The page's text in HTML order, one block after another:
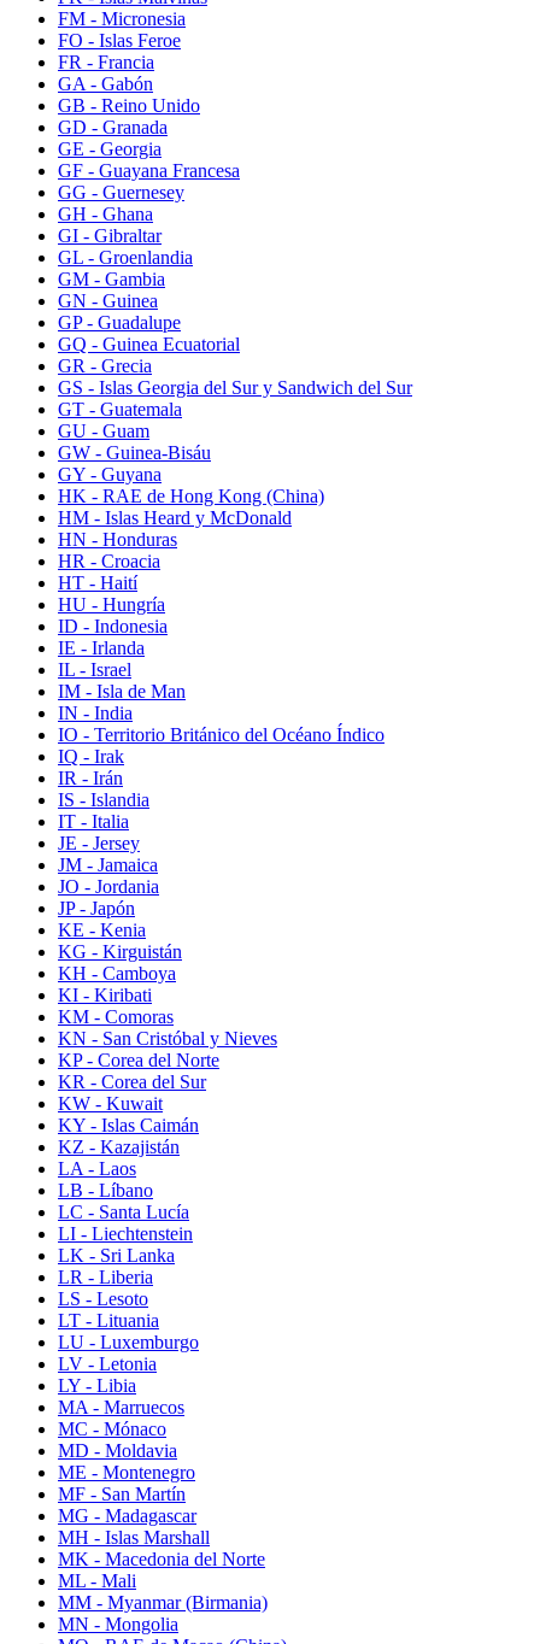
FM - Micronesia
FO - Islas Feroe
FR - Francia
GA - Gabón
GB - Reino Unido
GD - Granada
GE - Georgia
GF - Guayana Francesa
GG - Guernesey
GH - Ghana
GI - Gibraltar
GL - Groenlandia
GM - Gambia
GN - Guinea
GP - Guadalupe
GQ - Guinea Ecuatorial
GR - Grecia
GS - Islas Georgia del Sur y Sandwich del Sur
GT - Guatemala
GU - Guam
GW - Guinea-Bisáu
GY - Guyana
HK - RAE de Hong Kong (China)
HM - Islas Heard y McDonald
HN - Honduras
HR - Croacia
HT - Haití
HU - Hungría
ID - Indonesia
IE - Irlanda
IL - Israel
IM - Isla de Man
IN - India
IO - Territorio Británico del Océano Índico
IQ - Irak
IR - Irán
IS - Islandia
IT - Italia
JE - Jersey
JM - Jamaica
JO - Jordania
JP - Japón
KE - Kenia
KG - Kirguistán
KH - Camboya
KI - Kiribati
KM - Comoras
KN - San Cristóbal y Nieves
KP - Corea del Norte
KR - Corea del Sur
KW - Kuwait
KY - Islas Caimán
KZ - Kazajistán
LA - Laos
LB - Líbano
LC - Santa Lucía
LI - Liechtenstein
LK - Sri Lanka
LR - Liberia
LS - Lesoto
LT - Lituania
LU - Luxemburgo
LV - Letonia
LY - Libia
MA - Marruecos
MC - Mónaco
MD - Moldavia
ME - Montenegro
MF - San Martín
MG - Madagascar
MH - Islas Marshall
MK - Macedonia del Norte
ML - Mali
MM - Myanmar (Birmania)
MN - Mongolia